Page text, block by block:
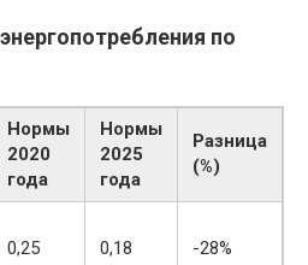
по
Нормы
2020
года
Нормы
2025
года
Разница
(%)
0,25 0,18 -28%